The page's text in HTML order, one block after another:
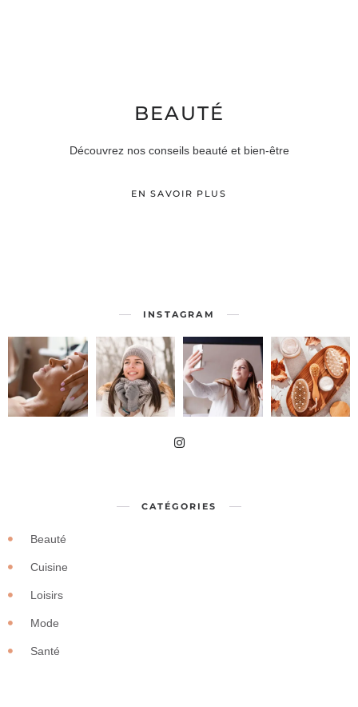
BEAUTÉ
Découvrez nos conseils beauté et bien-être
EN SAVOIR PLUS
INSTAGRAM
CATÉGORIES
Beauté
Cuisine
Loisirs
Mode
Santé